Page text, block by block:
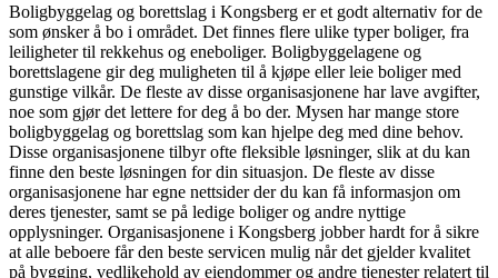
Boligbyggelag og borettslag i Kongsberg er et godt alternativ for de
som ønsker å bo i området. Det finnes flere ulike typer boliger, fra
leiligheter til rekkehus og eneboliger. Boligbyggelagene og
borettslagene gir deg muligheten til å kjøpe eller leie boliger med
gunstige vilkår. De fleste av disse organisasjonene har lave avgifter,
noe som gjør det lettere for deg å bo der. Mysen har mange store
boligbyggelag og borettslag som kan hjelpe deg med dine behov.
Disse organisasjonene tilbyr ofte fleksible løsninger, slik at du kan
finne den beste løsningen for din situasjon. De fleste av disse
organisasjonene har egne nettsider der du kan få informasjon om
deres tjenester, samt se på ledige boliger og andre nyttige
opplysninger. Organisasjonene i Kongsberg jobber hardt for å sikre
at alle beboere får den beste servicen mulig når det gjelder kvalitet
på bygging, vedlikehold av eiendommer og andre tjenester relatert til